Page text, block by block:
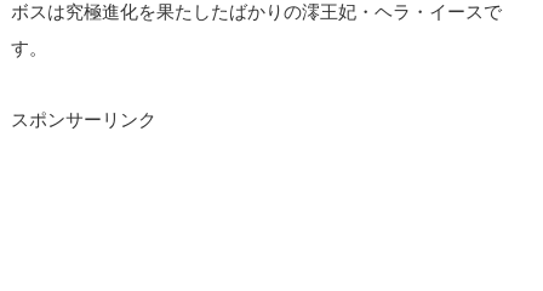
ボスは究極進化を果たしたばかりの澪王妃・ヘラ・イースで
す。
スポンサーリンク